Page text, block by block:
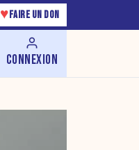
♥ FAIRE UN DON
CONNEXION